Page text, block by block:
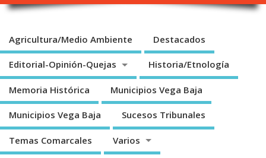
Agricultura/Medio Ambiente Destacados
Editorial-Opinión-Quejas Historia/Etnología
Memoria Histórica Municipios Vega Baja
Municipios Vega Baja Sucesos Tribunales
Temas Comarcales Varios